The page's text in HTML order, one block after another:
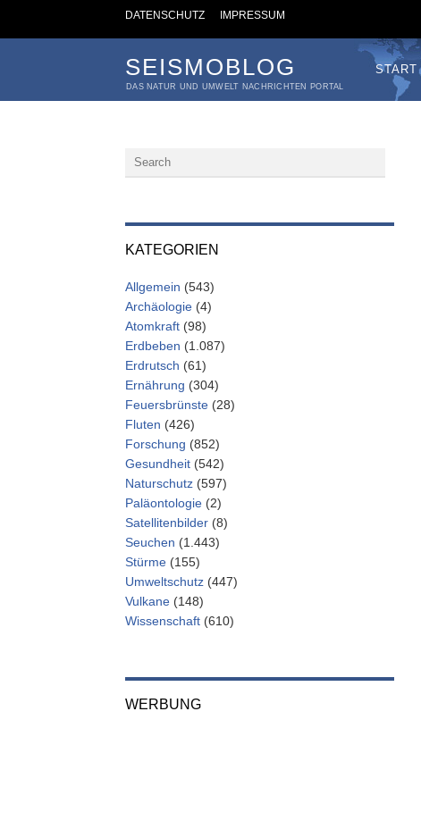
DATENSCHUTZ IMPRESSUM
SEISMOBLOG
DAS NATUR UND UMWELT NACHRICHTEN PORTAL
START
KATEGORIEN
Allgemein (543)
Archäologie (4)
Atomkraft (98)
Erdbeben (1.087)
Erdrutsch (61)
Ernährung (304)
Feuersbrünste (28)
Fluten (426)
Forschung (852)
Gesundheit (542)
Naturschutz (597)
Paläontologie (2)
Satellitenbilder (8)
Seuchen (1.443)
Stürme (155)
Umweltschutz (447)
Vulkane (148)
Wissenschaft (610)
WERBUNG